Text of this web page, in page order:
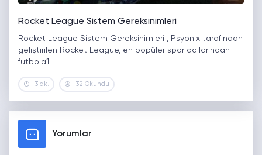
Rocket League Sistem Gereksinimleri
Rocket League Sistem Gereksinimleri , Psyonix tarafından
geliştirilen Rocket League, en popüler spor dallarından
futbola1
3 dk. 32 Okundu
Yorumlar